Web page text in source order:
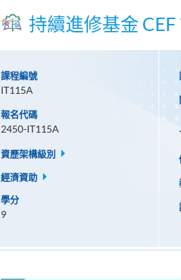
持續進修基金
課程編號
IT115A
報名代碼
2450-IT115A
資歷架構級別
經濟資助
學分
9